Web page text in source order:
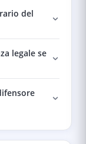
del
legale se